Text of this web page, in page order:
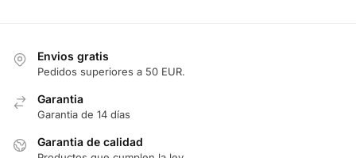
Envios gratis
Pedidos superiores a 50 EUR.
Garantia
Garantia de 14 días
Garantia de calidad